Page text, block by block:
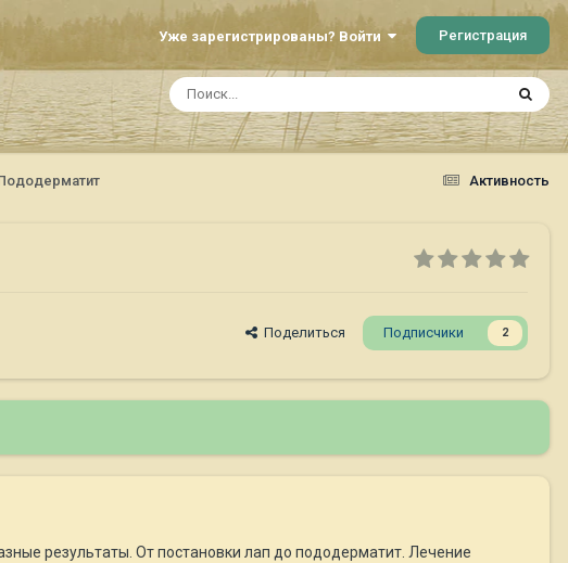
Уже зарегистрированы? Войти Регистрация
Активность
Поделиться Подписчики 2
результаты. От постановки лап до пододерматит. Лечение